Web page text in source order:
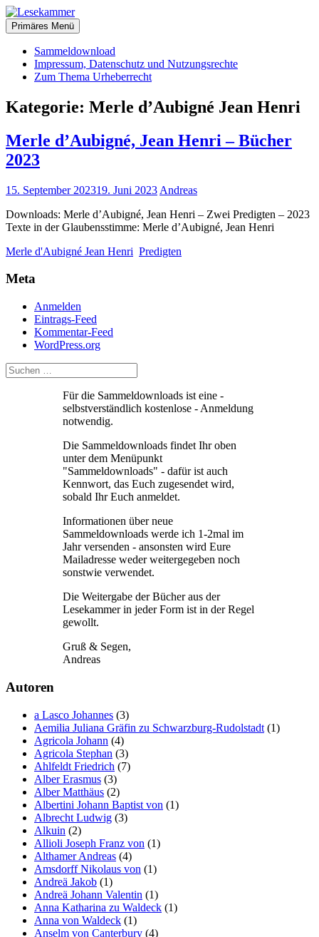
Zum
Inhalt
springen
Lesekammer
christliche Bücher zum kostenlosen Download
Primäres Menü
Sammeldownload
Impressum, Datenschutz und Nutzungsrechte
Zum Thema Urheberrecht
Kategorie: Merle d’Aubigné Jean Henri
Merle d’Aubigné, Jean Henri – Bücher
2023
15. September 202319. Juni 2023 Andreas
Downloads: Merle d’Aubigné, Jean Henri – Zwei Predigten – 2023
Texte in der Glaubensstimme: Merle d’Aubigné, Jean Henri
Merle d'Aubigné Jean Henri Predigten
Meta
Anmelden
Eintrags-Feed
Kommentar-Feed
WordPress.org
Für die Sammeldownloads ist eine -
selbstverständlich kostenlose - Anmeldung
notwendig.
Die Sammeldownloads findet Ihr oben
unter dem Menüpunkt
"Sammeldownloads" - dafür ist auch
Kennwort, das Euch zugesendet wird,
sobald Ihr Euch anmeldet.
Informationen über neue
Sammeldownloads werde ich 1-2mal im
Jahr versenden - ansonsten wird Eure
Mailadresse weder weitergegeben noch
sonstwie verwendet.
Die Weitergabe der Bücher aus der
Lesekammer in jeder Form ist in der Regel
gewollt.
Gruß & Segen,
Andreas
Autoren
a Lasco Johannes (3)
Aemilia Juliana Gräfin zu Schwarzburg-Rudolstadt (1)
Agricola Johann (4)
Agricola Stephan (3)
Ahlfeldt Friedrich (7)
Alber Erasmus (3)
Alber Matthäus (2)
Albertini Johann Baptist von (1)
Albrecht Ludwig (3)
Alkuin (2)
Allioli Joseph Franz von (1)
Althamer Andreas (4)
Amsdorff Nikolaus von (1)
Andreä Jakob (1)
Andreä Johann Valentin (1)
Anna Katharina zu Waldeck (1)
Anna von Waldeck (1)
Anselm von Canterbury (4)